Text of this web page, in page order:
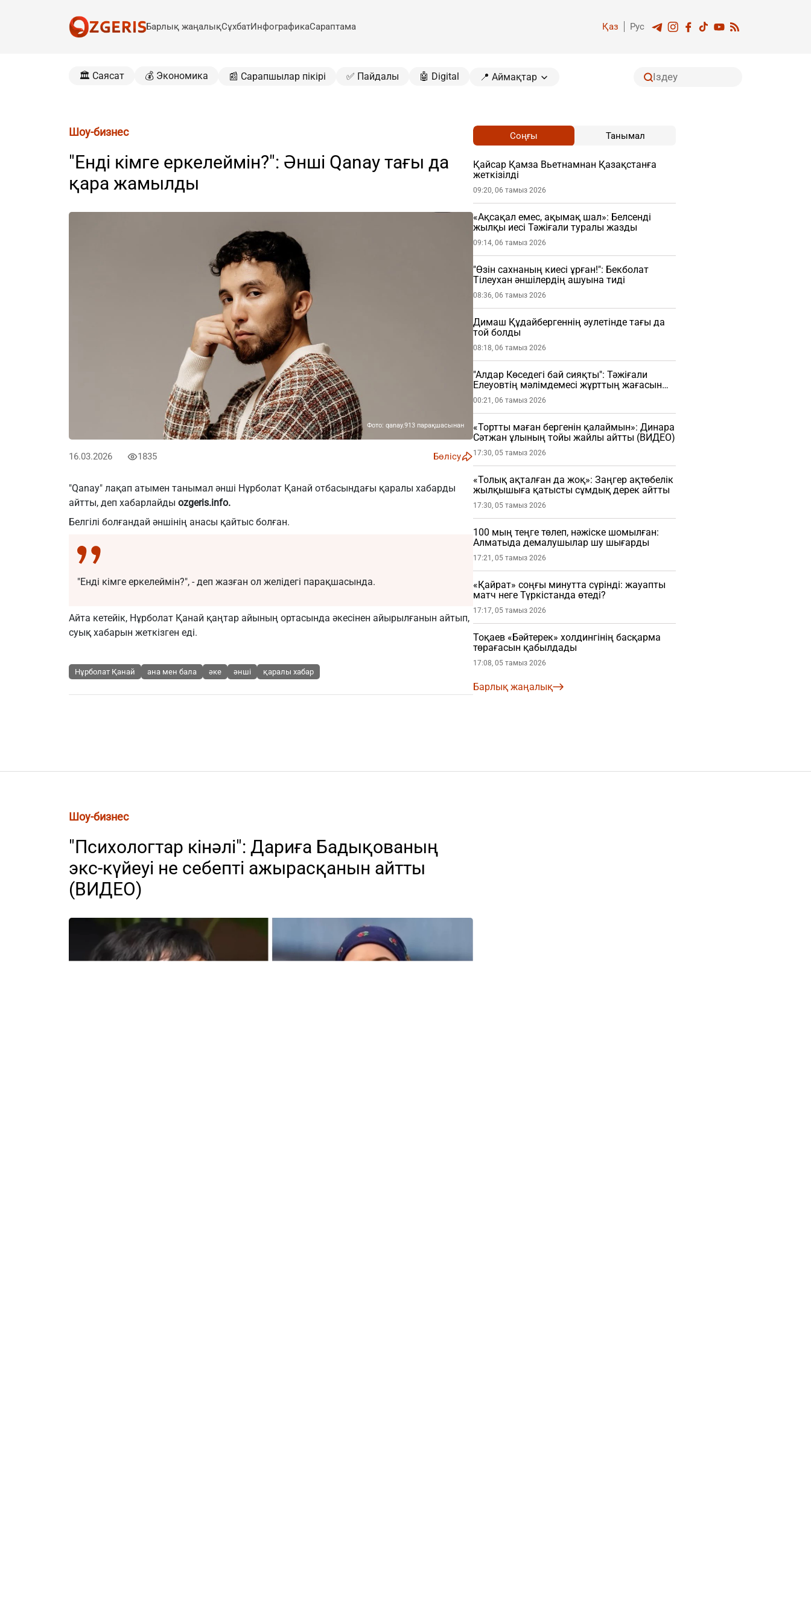
Барлық жаңалықСұхбатИнфографикаСараптама Қаз Рус
🏛️ Саясат 💰 Экономика 📰 Сарапшылар пікірі ✅ Пайдалы 🤖 Digital 📍 Аймақтар
Шоу-бизнес
"Енді кімге еркелеймін?": Әнші Qanay тағы да
қара жамылды
Фото: qanay.913 парақшасынан
16.03.2026 1835 Бөлісу
"Qanay" лақап атымен танымал әнші Нұрболат Қанай отбасындағы қаралы хабарды
айтты, деп хабарлайды ozgeris.info.
Белгілі болғандай әншінің анасы қайтыс болған.
"Енді кімге еркелеймін?", - деп жазған ол желідегі парақшасында.
Айта кетейік, Нұрболат Қанай қаңтар айының ортасында әкесінен айырылғанын айтып,
суық хабарын жеткізген еді.
Нұрболат Қанай ана мен бала әке әнші қаралы хабар
Соңғы Танымал
Қайсар Қамза Вьетнамнан Қазақстанға
жеткізілді
09:20, 06 тамыз 2026
«Ақсақал емес, ақымақ шал»: Белсенді
жылқы иесі Тәжіғали туралы жазды
09:14, 06 тамыз 2026
"Өзін сахнаның киесі ұрған!": Бекболат
Тілеухан әншілердің ашуына тиді
08:36, 06 тамыз 2026
Димаш Құдайбергеннің әулетінде тағы да
той болды
08:18, 06 тамыз 2026
"Алдар Көседегі бай сияқты": Тәжіғали
Елеуовтің мәлімдемесі жұрттың жағасын
ұстатты
00:21, 06 тамыз 2026
«Тортты маған бергенін қалаймын»: Динара
Сәтжан ұлының тойы жайлы айтты (ВИДЕО)
17:30, 05 тамыз 2026
«Толық ақталған да жоқ»: Заңгер ақтөбелік
жылқышыға қатысты сұмдық дерек айтты
17:30, 05 тамыз 2026
100 мың теңге төлеп, нәжіске шомылған:
Алматыда демалушылар шу шығарды
17:21, 05 тамыз 2026
«Қайрат» соңғы минутта сүрінді: жауапты
матч неге Түркістанда өтеді?
17:17, 05 тамыз 2026
Тоқаев «Бәйтерек» холдингінің басқарма
төрағасын қабылдады
17:08, 05 тамыз 2026
Барлық жаңалық
Шоу-бизнес
"Психологтар кінәлі": Дариға Бадықованың
экс-күйеуі не себепті ажырасқанын айтты
(ВИДЕО)